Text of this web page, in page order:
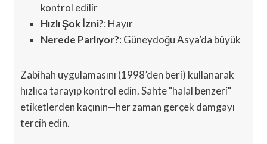
kontrol edilir
Hızlı Şok İzni?: Hayır
Nerede Parlıyor?: Güneydoğu Asya’da büyük
Zabihah uygulamasını (1998’den beri) kullanarak
hızlıca tarayıp kontrol edin. Sahte "halal benzeri"
etiketlerden kaçının—her zaman gerçek damgayı
tercih edin.